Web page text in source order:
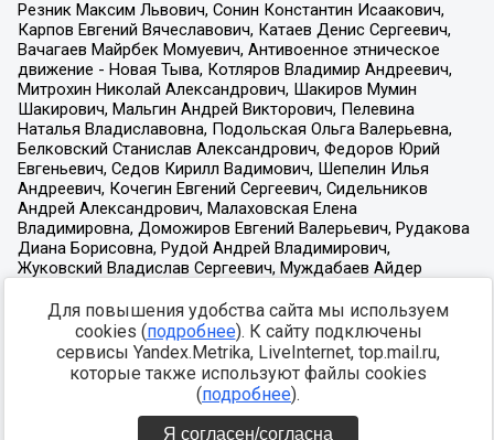
Для повышения удобства сайта мы используем
cookies (подробнее). К сайту подключены
сервисы Yandex.Metrika, LiveInternet, top.mail.ru,
которые также используют файлы cookies
(подробнее).
Я согласен/согласна